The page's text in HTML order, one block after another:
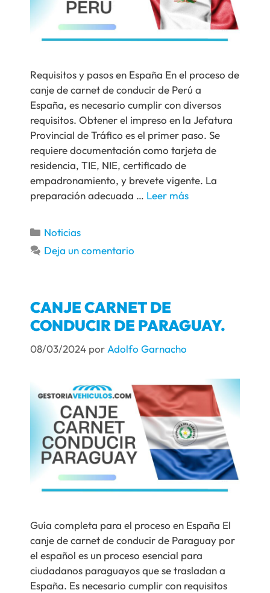
Requisitos y pasos en España En el proceso de
canje de carnet de conducir de Perú a
España, es necesario cumplir con diversos
requisitos. Obtener el impreso en la Jefatura
Provincial de Tráfico es el primer paso. Se
requiere documentación como tarjeta de
residencia, TIE, NIE, certificado de
empadronamiento, y brevete vigente. La
preparación adecuada … Leer más
Noticias
Deja un comentario
CANJE CARNET DE
CONDUCIR DE PARAGUAY.
08/03/2024 por Adolfo Garnacho
Guía completa para el proceso en España El
canje de carnet de conducir de Paraguay por
el español es un proceso esencial para
ciudadanos paraguayos que se trasladan a
España. Es necesario cumplir con requisitos